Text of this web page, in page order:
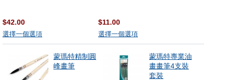
$42.00
選擇一個選項
$11.00
選擇一個選項
蒙瑪特精制圓
峰畫筆
蒙瑪特專業油
畫畫筆4支裝
套裝